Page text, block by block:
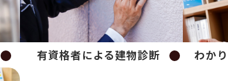
有資格者による建物診断 わか